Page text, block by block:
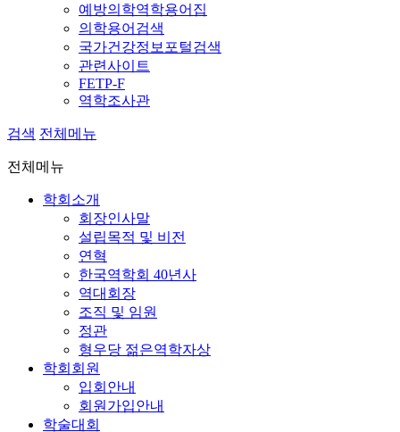
예방의학역학용어집
의학용어검색
국가건강정보포털검색
관련사이트
FETP-F
역학조사관
검색 전체메뉴
전체메뉴
학회소개
회장인사말
설립목적 및 비전
연혁
한국역학회 40년사
역대회장
조직 및 임원
정관
형우당 젊은역학자상
학회회원
입회안내
회원가입안내
학술대회